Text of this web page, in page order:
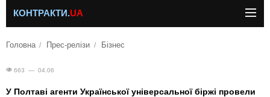
КОНТРАКТИ.UA
Головна Прес-релізи Бізнес
663 — 04.06
У Полтаві агенти Української універсальної біржі провели